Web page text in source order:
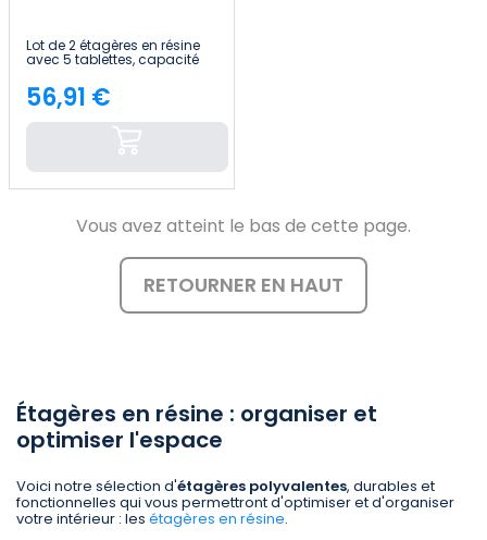
Lot de 2 étagères en résine
avec 5 tablettes, capacité
de charge de 125 kg,
dimensions : 61 x 31 x 171 cm
Thinia Home
Price
56,91 €
Vous avez atteint le bas de cette page.
RETOURNER EN HAUT
Étagères en résine : organiser et
optimiser l'espace
Voici notre sélection d'étagères polyvalentes, durables et
fonctionnelles qui vous permettront d'optimiser et d'organiser
votre intérieur : les étagères en résine.